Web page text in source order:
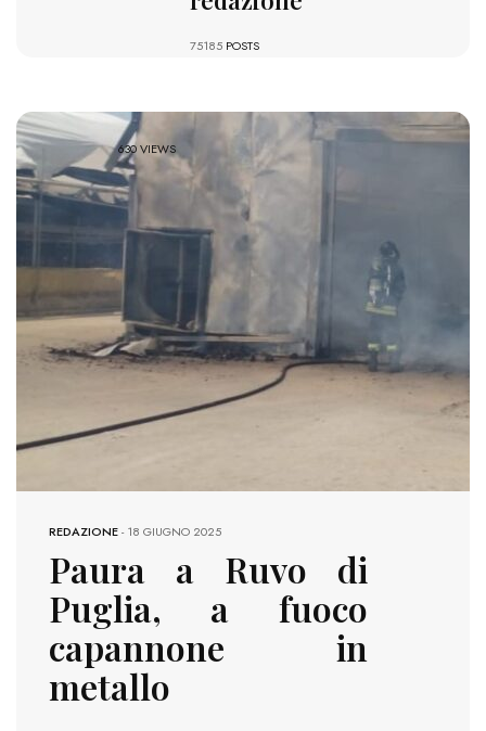
75185 POSTS
630 VIEWS
REDAZIONE-18 GIUGNO 2025
Paura a Ruvo di
Puglia, a fuoco
capannone in
metallo